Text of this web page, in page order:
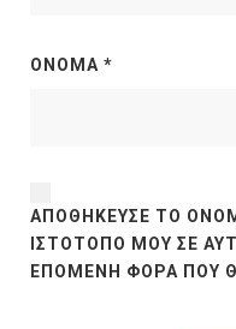
ΌΝΟΜΑ *
ΑΠΟΘΉΚΕΥΣΕ ΤΟ
ΙΣΤΌΤΟΠΟ ΜΟΥ ΣΕ
ΕΠΌΜΕΝΗ ΦΟΡΆ ΠΟΥ